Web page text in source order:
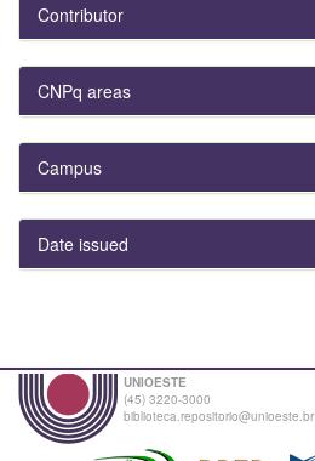
Contributor
CNPq areas
Campus
Date issued
UNIOESTE
(45) 3220-3000
biblioteca.repositorio@unioeste.br